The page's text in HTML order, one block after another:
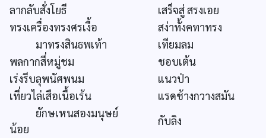
ลากลับสั่งโยธี
เสร็จสู่ สรงเอย
ทรงเครื่องทรงศรเงื้อ
สง่าทั้งคทาทรง
มาทรงสินธพเท้า
เทียมลม
พลกากสี่หมู่ชม
ชอบเต้น
เร่งรีบลุพนัศพนม
แนวป่า
เที่ยวไล่เสือเนื้อเร้น
แรดช้างกวางสมัน
ยักษเหนสองมนุษย์
น้อย
กับลิง